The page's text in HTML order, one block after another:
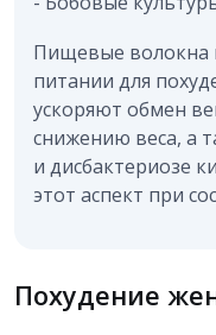
Пищевые волокна
питании для
ускоряют обмен
снижению веса, а
и дисбактериозе
этот аспект при
Похудение